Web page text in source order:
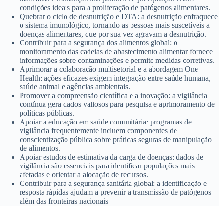
condições ideais para a proliferação de patógenos alimentares.
Quebrar o ciclo de desnutrição e DTA: a desnutrição enfraquece
o sistema imunológico, tornando as pessoas mais suscetíveis a
doenças alimentares, que por sua vez agravam a desnutrição.
Contribuir para a segurança dos alimentos global: o
monitoramento das cadeias de abastecimento alimentar fornece
informações sobre contaminações e permite medidas corretivas.
Aprimorar a colaboração multisetorial e a abordagem One
Health: ações eficazes exigem integração entre saúde humana,
saúde animal e agências ambientais.
Promover a compreensão científica e a inovação: a vigilância
contínua gera dados valiosos para pesquisa e aprimoramento de
políticas públicas.
Apoiar a educação em saúde comunitária: programas de
vigilância frequentemente incluem componentes de
conscientização pública sobre práticas seguras de manipulação
de alimentos.
Apoiar estudos de estimativa da carga de doenças: dados de
vigilância são essenciais para identificar populações mais
afetadas e orientar a alocação de recursos.
Contribuir para a segurança sanitária global: a identificação e
resposta rápidas ajudam a prevenir a transmissão de patógenos
além das fronteiras nacionais.